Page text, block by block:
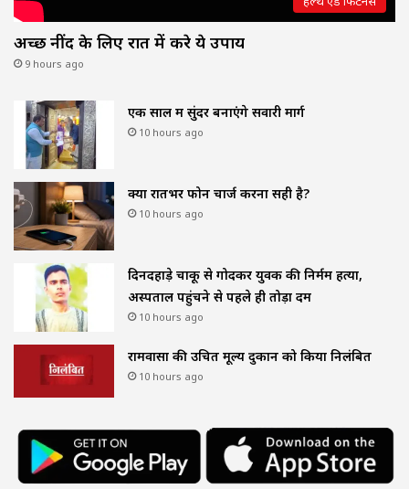
अच्छी नींद के लिए रात में करे ये उपाय
9 hours ago
एक साल में सुंदर बनाएंगे सवारी मार्ग
10 hours ago
क्या रातभर फोन चार्ज करना सही है?
10 hours ago
दिनदहाड़े चाकू से गोदकर युवक की निर्मम हत्या,
अस्पताल पहुंचने से पहले ही तोड़ा दम
10 hours ago
रामवासा की उचित मूल्य दुकान को किया निलंबित
10 hours ago